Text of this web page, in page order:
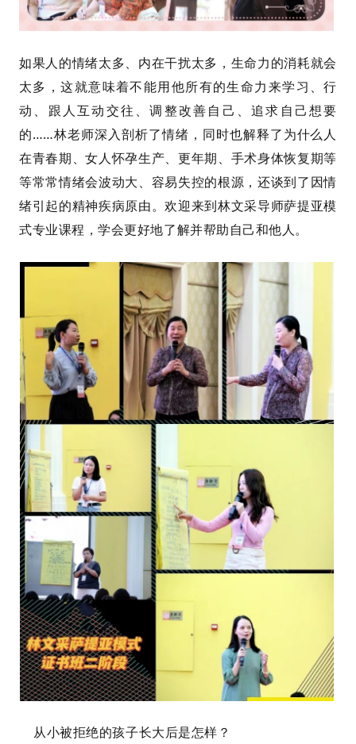
如果人的情绪太多、内在干扰太多，生命力的消耗就会
太多，这就意味着不能用他所有的生命力来学习、行
动、跟人互动交往、调整改善自己、追求自己想要
的……林老师深入剖析了情绪，同时也解释了为什么人
在青春期、女人怀孕生产、更年期、手术身体恢复期等
等常常情绪会波动大、容易失控的根源，还谈到了因情
绪引起的精神疾病原由。欢迎来到林文采导师萨提亚模
式专业课程，学会更好地了解并帮助自己和他人。
从小被拒绝的孩子长大后是怎样？